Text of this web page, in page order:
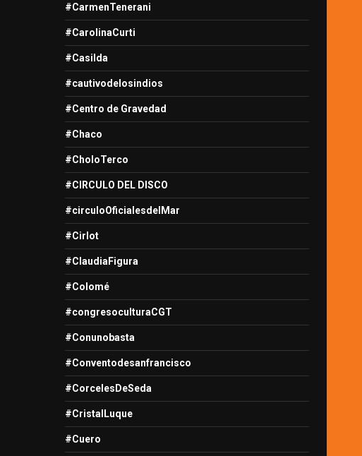
#CarmenTenerani
#CarolinaCurti
#Casilda
#cautivodelosindios
#Centro de Gravedad
#Chaco
#CholoTerco
#CIRCULO DEL DISCO
#circuloOficialesdelMar
#Cirlot
#ClaudiaFigura
#Colomé
#congresoculturaCGT
#Conunobasta
#Conventodesanfrancisco
#CorcelesDeSeda
#CristalLuque
#Cuero